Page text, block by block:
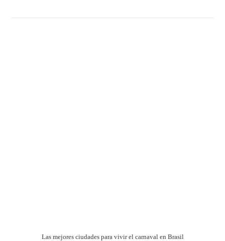
Las mejores ciudades para vivir el carnaval en Brasil